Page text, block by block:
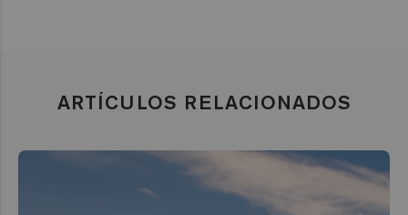
ARTÍCULOS RELACIONADOS